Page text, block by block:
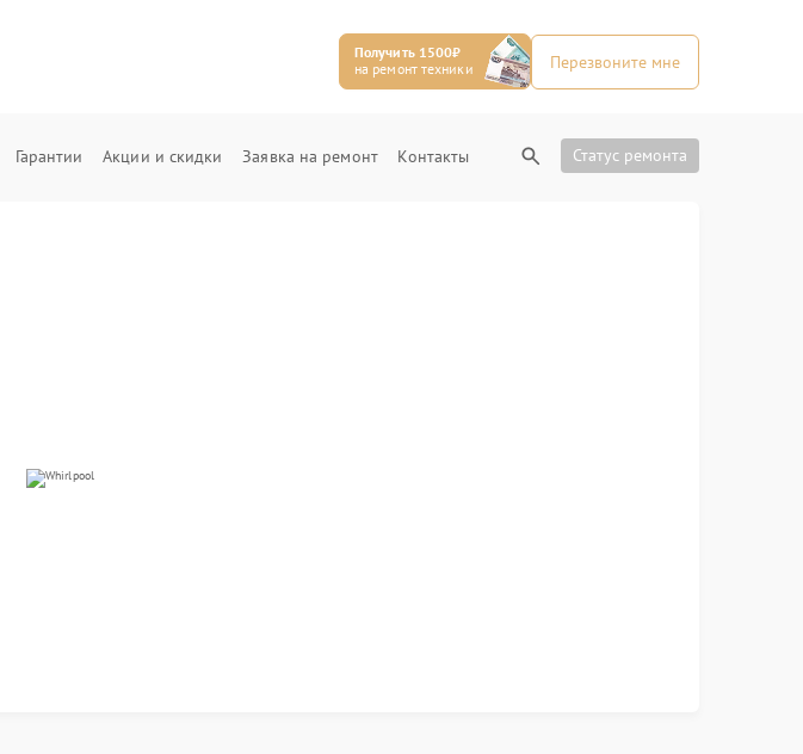
Получить 1500₽
на ремонт техники
Перезвоните мне
Гарантии Акции и скидки Заявка на ремонт Контакты Статус ремонта